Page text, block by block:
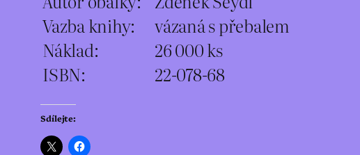
Vazba knihy:
vázaná s přebalem
Náklad:
26 000 ks
ISBN:
22-078-68
Sdílejte: